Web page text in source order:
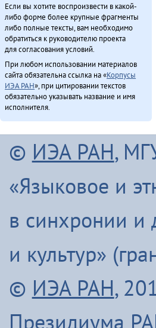
Если вы хотите воспроизвести в какой-
либо форме более крупные фрагменты
либо полные тексты, вам необходимо
обратиться к руководителю проекта
для согласования условий.
При любом использовании материалов
сайта обязательна ссылка на «Корпусы
ИЭА РАН», при цитировании текстов
обязательно указывать название и имя
исполнителя.
© ИЭА РАН,
«Языковое и
в синхронии и
и культур»
© ИЭА РАН,
Президиума